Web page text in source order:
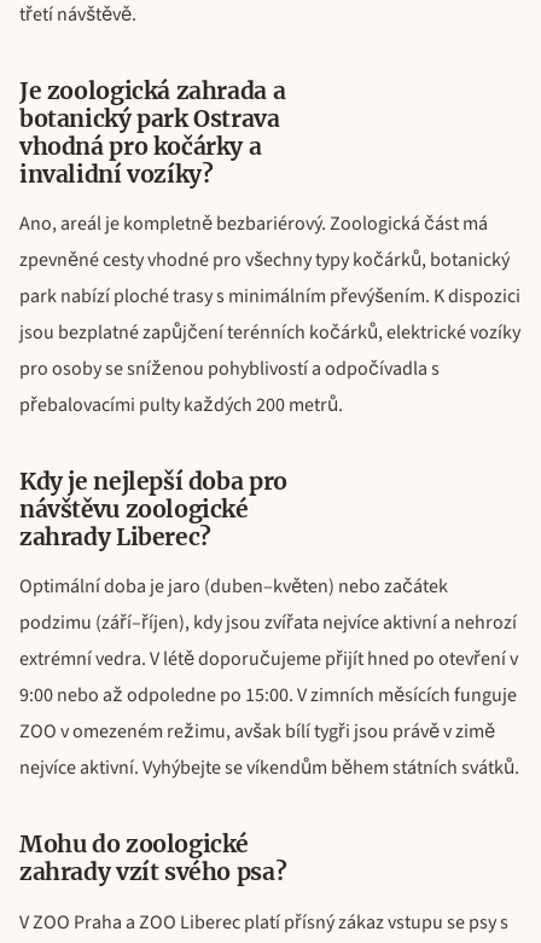
třetí návštěvě.
Je zoologická zahrada a
botanický park Ostrava
vhodná pro kočárky a
invalidní vozíky?
Ano, areál je kompletně bezbariérový. Zoologická část má
zpevněné cesty vhodné pro všechny typy kočárků, botanický
park nabízí ploché trasy s minimálním převýšením. K dispozici
jsou bezplatné zapůjčení terénních kočárků, elektrické vozíky
pro osoby se sníženou pohyblivostí a odpočívadla s
přebalovacími pulty každých 200 metrů.
Kdy je nejlepší doba pro
návštěvu zoologické
zahrady Liberec?
Optimální doba je jaro (duben–květen) nebo začátek
podzimu (září–říjen), kdy jsou zvířata nejvíce aktivní a nehrozí
extrémní vedra. V létě doporučujeme přijít hned po otevření v
9:00 nebo až odpoledne po 15:00. V zimních měsících funguje
ZOO v omezeném režimu, avšak bílí tygři jsou právě v zimě
nejvíce aktivní. Vyhýbejte se víkendům během státních svátků.
Mohu do zoologické
zahrady vzít svého psa?
V ZOO Praha a ZOO Liberec platí přísný zákaz vstupu se psy s